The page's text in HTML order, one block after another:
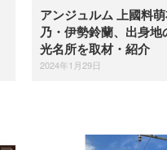
アンジュルム 上國料
乃・伊勢鈴蘭、出身地
光名所を取材・紹介
2024年1月29日